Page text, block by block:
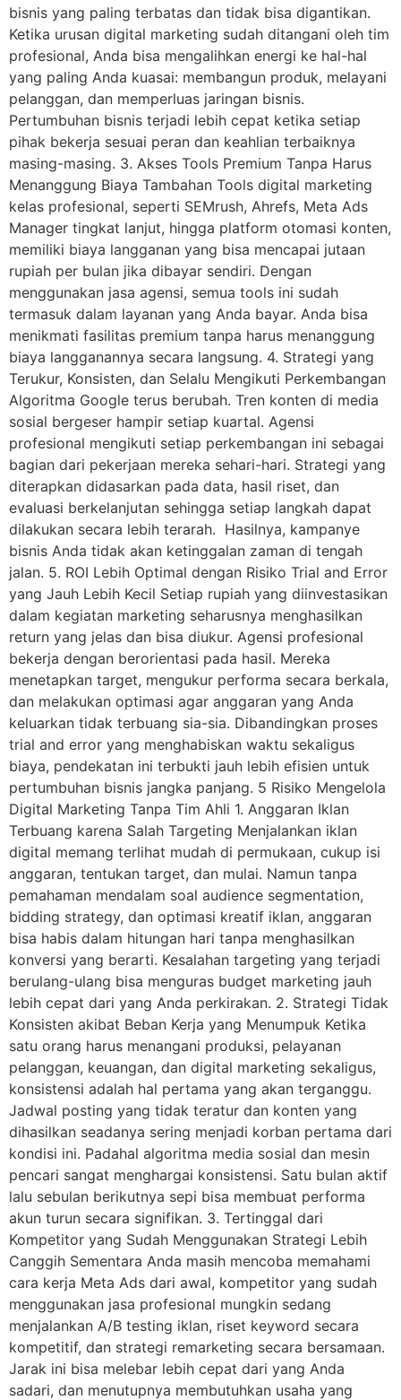
bisnis yang paling terbatas dan tidak bisa digantikan.
Ketika urusan digital marketing sudah ditangani oleh tim
profesional, Anda bisa mengalihkan energi ke hal-hal
yang paling Anda kuasai: membangun produk, melayani
pelanggan, dan memperluas jaringan bisnis.
Pertumbuhan bisnis terjadi lebih cepat ketika setiap
pihak bekerja sesuai peran dan keahlian terbaiknya
masing-masing. 3. Akses Tools Premium Tanpa Harus
Menanggung Biaya Tambahan Tools digital marketing
kelas profesional, seperti SEMrush, Ahrefs, Meta Ads
Manager tingkat lanjut, hingga platform otomasi konten,
memiliki biaya langganan yang bisa mencapai jutaan
rupiah per bulan jika dibayar sendiri. Dengan
menggunakan jasa agensi, semua tools ini sudah
termasuk dalam layanan yang Anda bayar. Anda bisa
menikmati fasilitas premium tanpa harus menanggung
biaya langganannya secara langsung. 4. Strategi yang
Terukur, Konsisten, dan Selalu Mengikuti Perkembangan
Algoritma Google terus berubah. Tren konten di media
sosial bergeser hampir setiap kuartal. Agensi
profesional mengikuti setiap perkembangan ini sebagai
bagian dari pekerjaan mereka sehari-hari. Strategi yang
diterapkan didasarkan pada data, hasil riset, dan
evaluasi berkelanjutan sehingga setiap langkah dapat
dilakukan secara lebih terarah. Hasilnya, kampanye
bisnis Anda tidak akan ketinggalan zaman di tengah
jalan. 5. ROI Lebih Optimal dengan Risiko Trial and Error
yang Jauh Lebih Kecil Setiap rupiah yang diinvestasikan
dalam kegiatan marketing seharusnya menghasilkan
return yang jelas dan bisa diukur. Agensi profesional
bekerja dengan berorientasi pada hasil. Mereka
menetapkan target, mengukur performa secara berkala,
dan melakukan optimasi agar anggaran yang Anda
keluarkan tidak terbuang sia-sia. Dibandingkan proses
trial and error yang menghabiskan waktu sekaligus
biaya, pendekatan ini terbukti jauh lebih efisien untuk
pertumbuhan bisnis jangka panjang. 5 Risiko Mengelola
Digital Marketing Tanpa Tim Ahli 1. Anggaran Iklan
Terbuang karena Salah Targeting Menjalankan iklan
digital memang terlihat mudah di permukaan, cukup isi
anggaran, tentukan target, dan mulai. Namun tanpa
pemahaman mendalam soal audience segmentation,
bidding strategy, dan optimasi kreatif iklan, anggaran
bisa habis dalam hitungan hari tanpa menghasilkan
konversi yang berarti. Kesalahan targeting yang terjadi
berulang-ulang bisa menguras budget marketing jauh
lebih cepat dari yang Anda perkirakan. 2. Strategi Tidak
Konsisten akibat Beban Kerja yang Menumpuk Ketika
satu orang harus menangani produksi, pelayanan
pelanggan, keuangan, dan digital marketing sekaligus,
konsistensi adalah hal pertama yang akan terganggu.
Jadwal posting yang tidak teratur dan konten yang
dihasilkan seadanya sering menjadi korban pertama dari
kondisi ini. Padahal algoritma media sosial dan mesin
pencari sangat menghargai konsistensi. Satu bulan aktif
lalu sebulan berikutnya sepi bisa membuat performa
akun turun secara signifikan. 3. Tertinggal dari
Kompetitor yang Sudah Menggunakan Strategi Lebih
Canggih Sementara Anda masih mencoba memahami
cara kerja Meta Ads dari awal, kompetitor yang sudah
menggunakan jasa profesional mungkin sedang
menjalankan A/B testing iklan, riset keyword secara
kompetitif, dan strategi remarketing secara bersamaan.
Jarak ini bisa melebar lebih cepat dari yang Anda
sadari, dan menutupnya membutuhkan usaha yang